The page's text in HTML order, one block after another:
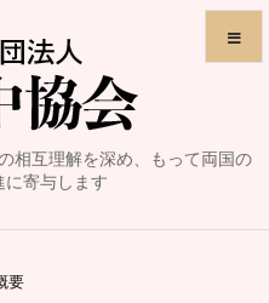
相互理解を深め、もって両国の
寄与します
要